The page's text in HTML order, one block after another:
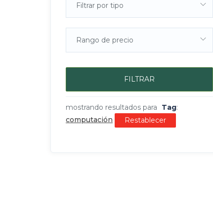
Filtrar por tipo
Rango de precio
FILTRAR
mostrando resultados para Tag:
computación
Restablecer